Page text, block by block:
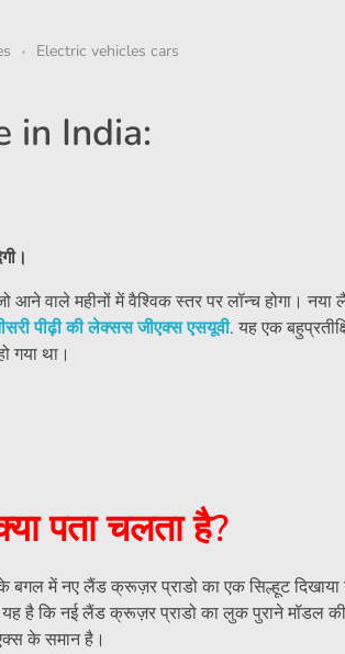
Electric vehicles cars
in India:
आने वाले महीनों में वैश्विक स्तर पर लॉन्च होगा।
पीढ़ी की लेक्सस जीएक्स एसयूवी. यह एक
गया था।
पता चलता है?
में नए लैंड क्रूज़र प्राडो का एक सिल्हूट दिखाया
यह है कि नई लैंड क्रूज़र प्राडो का लुक पुराने मॉडल
के समान है।